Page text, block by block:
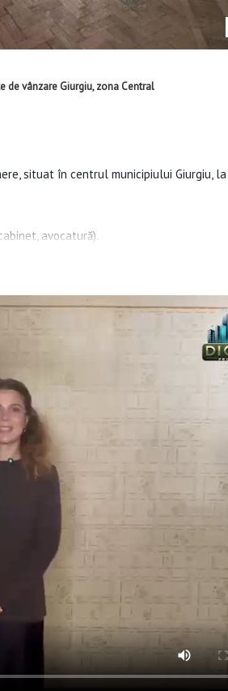
de vânzare Giurgiu, zona Central
situat în centrul municipiului Giurgiu,
avocatură).